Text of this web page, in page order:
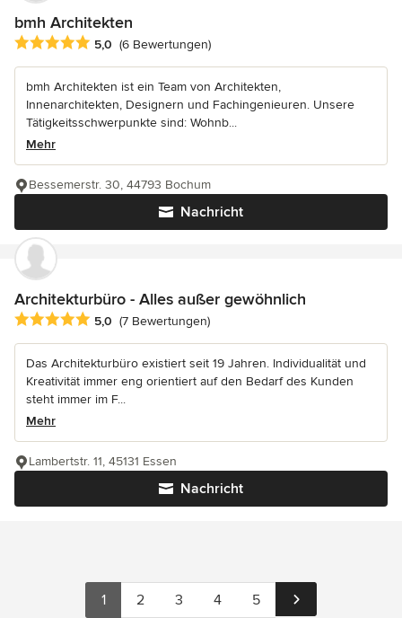
bmh Architekten
Durchschnittliche Bewertung: 5 von 5 Sternen
5,0 (6 Bewertungen)
bmh Architekten ist ein Team von Architekten,
Innenarchitekten, Designern und Fachingenieuren. Unsere
Tätigkeitsschwerpunkte sind: Wohnb...
Mehr
Nachricht
Bessemerstr. 30, 44793 Bochum
Architekturbüro - Alles außer gewöhnlich
Durchschnittliche Bewertung: 5 von 5 Sternen
5,0 (7 Bewertungen)
Das Architekturbüro existiert seit 19 Jahren. Individualität und
Kreativität immer eng orientiert auf den Bedarf des Kunden
steht immer im F...
Mehr
Nachricht
Lambertstr. 11, 45131 Essen
1 2 3 4 5